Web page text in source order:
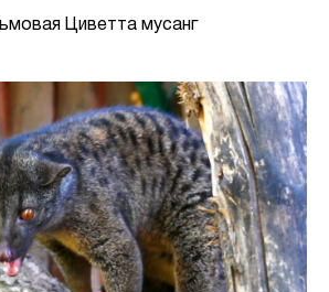
Циветта мусанг